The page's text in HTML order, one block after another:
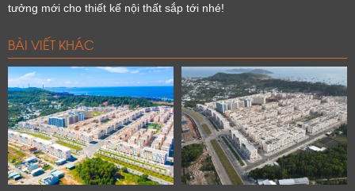
tưởng mới cho thiết kế nội thất sắp tới nhé!
BÀI VIẾT KHÁC